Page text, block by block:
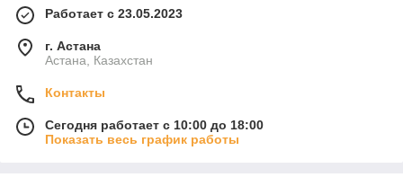
Работает с 23.05.2023
г. Астана
Астана, Казахстан
Контакты
Сегодня работает с 10:00 до 18:00
Показать весь график работы